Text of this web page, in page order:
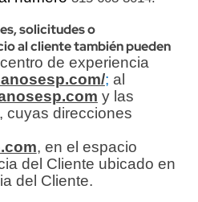
solicitudes o
al cliente también pueden
de experiencia
; al
y las
cuyas direcciones
, en el espacio
del Cliente ubicado en
del Cliente.